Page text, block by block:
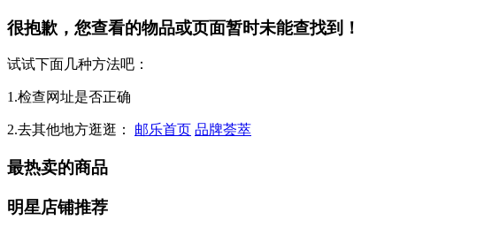
很抱歉，您查看的物品或页面暂时未能查找到！
试试下面几种方法吧：
1.检查网址是否正确
2.去其他地方逛逛： 邮乐首页 品牌荟萃
最热卖的商品
明星店铺推荐